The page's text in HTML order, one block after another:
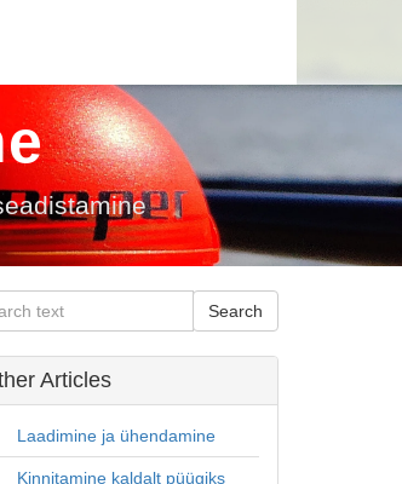
Articles
Laadimine ja ühendamine
Kinnitamine kaldalt püügiks